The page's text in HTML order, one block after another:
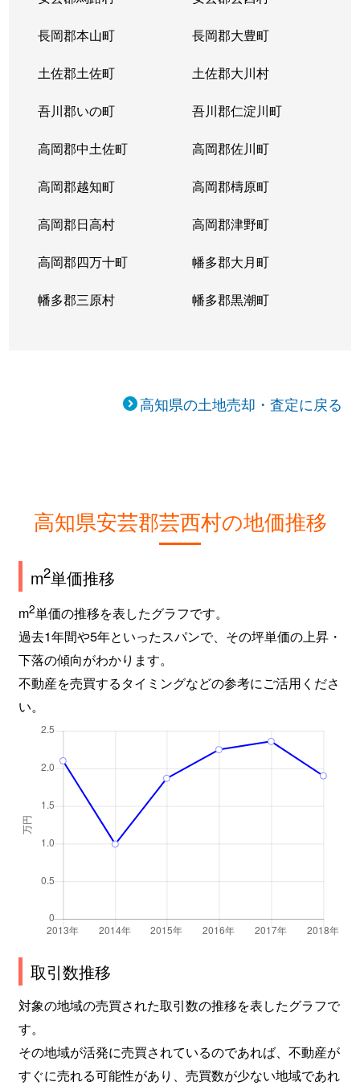
長岡郡本山町 長岡郡大豊町
土佐郡土佐町 土佐郡大川村
吾川郡いの町 吾川郡仁淀川町
高岡郡中土佐町 高岡郡佐川町
高岡郡越知町 高岡郡檮原町
高岡郡日高村 高岡郡津野町
高岡郡四万十町 幡多郡大月町
幡多郡三原村 幡多郡黒潮町
高知県の土地売却・査定に戻る
高知県安芸郡芸西村の地価推移
m2単価推移
m2単価の推移を表したグラフです。
過去1年間や5年といったスパンで、その坪単価の上昇・
下落の傾向がわかります。
不動産を売買するタイミングなどの参考にご活用くださ
い。
取引数推移
対象の地域の売買された取引数の推移を表したグラフで
す。
その地域が活発に売買されているのであれば、不動産が
すぐに売れる可能性があり、売買数が少ない地域であれ